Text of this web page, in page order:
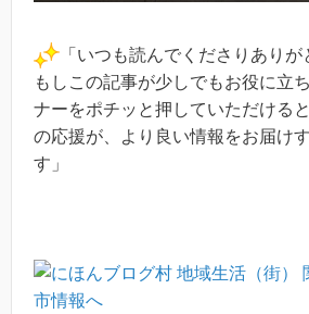
「いつも読んでくださりありが
もしこの記事が少しでもお役に立
ナーをポチッと押していただける
の応援が、より良い情報をお届け
す」